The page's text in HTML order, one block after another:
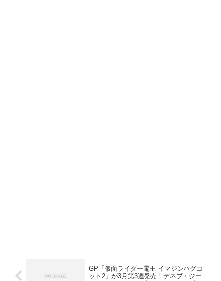
GP「仮面ライダー電王 イマジンハグコ
ット2」が3月第3週発売！デネブ・ジー